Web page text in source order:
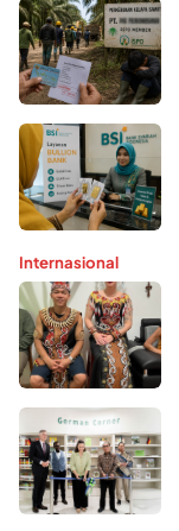
Internasional